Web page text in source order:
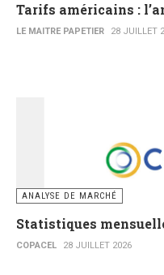
Tarifs américains :
LE MAITRE PAPETIER 28 JUILLET
ANALYSE DE MARCHÉ
Statistiques
COPACEL 28 JUILLET 2026